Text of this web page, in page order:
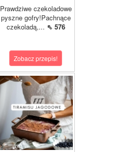
Prawdziwe czekoladowe
pyszne gofry!Pachnące
czekoladą,... ⇖ 576
Zobacz przepis!